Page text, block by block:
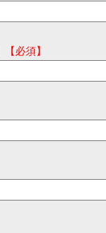
【必須】